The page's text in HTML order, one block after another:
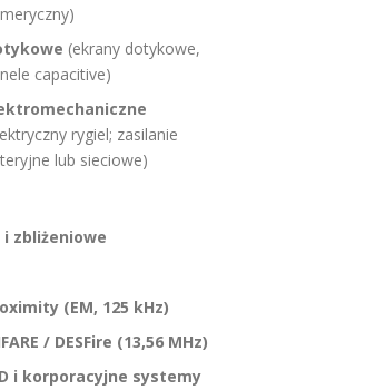
(ekrany dotykowe,
capacitive)
rygiel; zasilanie
lub sieciowe)
i zbliżeniowe
(EM, 125 kHz)
/ DESFire (13,56 MHz)
i korporacyjne systemy